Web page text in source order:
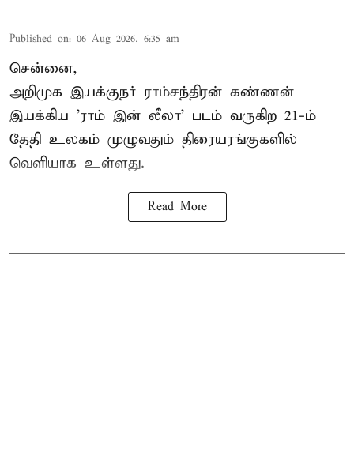
Published on: 06 Aug 2026, 6:35 am
சென்னை,
அறிமுக இயக்குநர் ராம்சந்திரன் கண்ணன்
இயக்கிய 'ராம் இன் லீலா' படம் வருகிற 21-ம்
தேதி உலகம் முழுவதும் திரையரங்குகளில்
வெளியாக உள்ளது.
Read More